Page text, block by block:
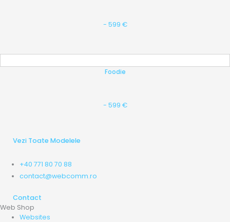
- 599 €
Foodie
- 599 €
Vezi Toate Modelele
+40 771 80 70 88
contact@webcomm.ro
Contact
Web Shop
Websites